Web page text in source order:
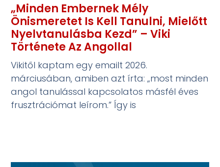
„Minden Embernek Mély
Önismeretet Is Kell Tanulni, Mielőtt
Nyelvtanulásba Kezd” – Viki
Története Az Angollal
Vikitől kaptam egy emailt 2026.
márciusában, amiben azt írta: „most minden
angol tanulással kapcsolatos másfél éves
frusztrációmat leírom.” Így is